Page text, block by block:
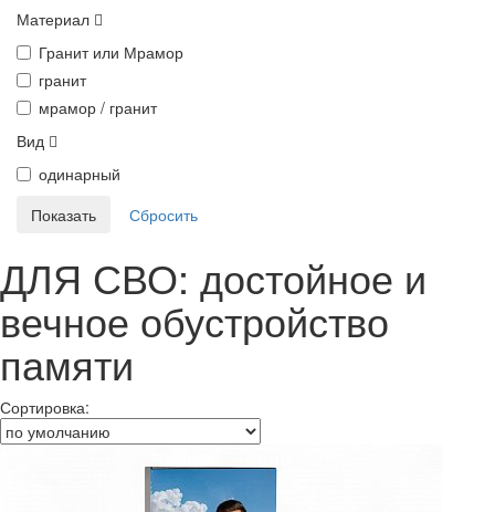
Материал
Гранит или Мрамор
гранит
мрамор / гранит
Вид
одинарный
ДЛЯ СВО: достойное и
вечное обустройство
памяти
Сортировка: